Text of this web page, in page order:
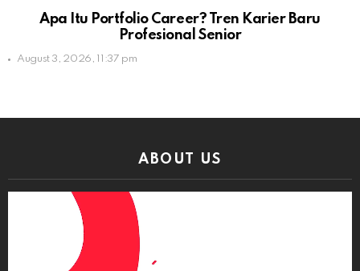
Apa Itu Portfolio Career? Tren Karier Baru
Profesional Senior
August 3, 2026, 11:37 pm
ABOUT US